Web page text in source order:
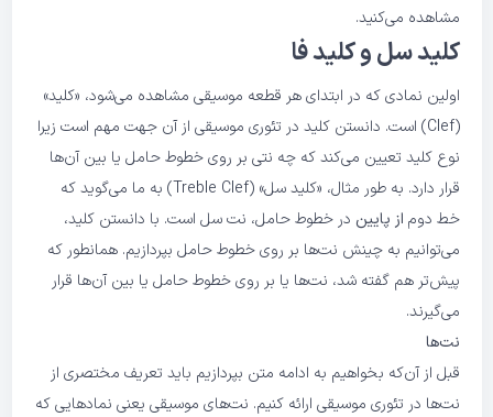
مشاهده می‌کنید.
کلید سل و کلید فا
اولین نمادی که در ابتدای هر قطعه موسیقی مشاهده می‌شود، «کلید»
(Clef) است. دانستن کلید در تئوری موسیقی از آن جهت مهم است زیرا
نوع کلید تعیین می‌کند که چه نتی بر روی خطوط حامل یا بین آن‌ها
قرار دارد. به طور مثال، «کلید سل» (Treble Clef) به ما می‌گوید که
خط دوم از پایین در خطوط حامل، نت سل است. با دانستن کلید،
می‌توانیم به چینش نت‌ها بر روی خطوط حامل بپردازیم. همانطور که
پیش‌تر هم گفته شد، نت‌ها یا بر روی خطوط حامل یا بین آن‌ها قرار
می‌گیرند.
نت‌ها
قبل از آن‌که بخواهیم به ادامه متن بپردازیم باید تعریف مختصری از
نت‌ها در تئوری موسیقی ارائه کنیم. نت‌های موسیقی یعنی نمادهایی که